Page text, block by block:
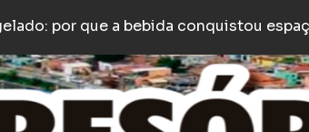
é agredido com socos e empurrões